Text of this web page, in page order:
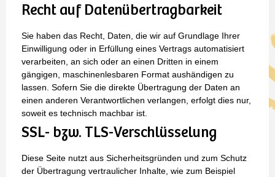
Recht auf Daten­übertrag­barkeit
Sie haben das Recht, Daten, die wir auf Grundlage Ihrer
Einwilligung oder in Erfüllung eines Vertrags automatisiert
verarbeiten, an sich oder an einen Dritten in einem
gängigen, maschinenlesbaren Format aushändigen zu
lassen. Sofern Sie die direkte Übertragung der Daten an
einen anderen Verantwortlichen verlangen, erfolgt dies nur,
soweit es technisch machbar ist.
SSL- bzw. TLS-Verschlüsselung
Diese Seite nutzt aus Sicherheitsgründen und zum Schutz
der Übertragung vertraulicher Inhalte, wie zum Beispiel